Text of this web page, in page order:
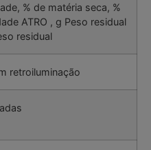
% de matéria seca, %
ATRO , g Peso residual
residual
retroiluminação